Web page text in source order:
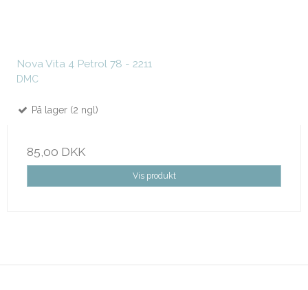
Nova Vita 4 Petrol 78 - 2211
DMC
På lager (2 ngl)
85,00 DKK
Vis produkt